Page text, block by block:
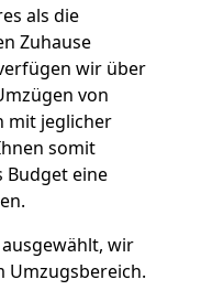
als die
Zuhause
wir über
von
mit jeglicher
somit
Budget eine
wir
Umzugsbereich.